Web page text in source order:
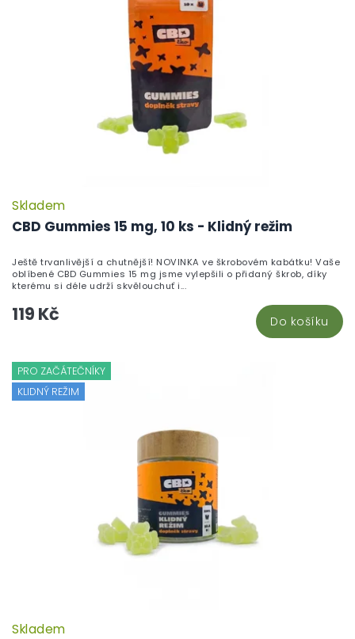
CBD Gummies 15 mg, 10 ks - Klidný režim
Skladem
119 Kč Do košíku
Ještě trvanlivější a chutnější! NOVINKA ve škrobovém kabátku! Vaše
oblíbené CBD Gummies 15 mg jsme vylepšili o přidaný škrob, díky
kterému si déle udrží skvělouchuť i...
PRO ZAČÁTEČNÍKY
KLIDNÝ REŽIM
Skladem